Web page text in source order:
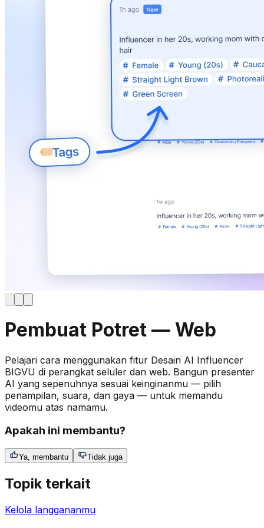
Pembuat Potret — Web
Pelajari cara menggunakan fitur Desain AI Influencer
BIGVU di perangkat seluler dan web. Bangun presenter
AI yang sepenuhnya sesuai keinginanmu — pilih
penampilan, suara, dan gaya — untuk memandu
videomu atas namamu.
Apakah ini membantu?
Ya, membantu Tidak juga
Topik terkait
Kelola langgananmu